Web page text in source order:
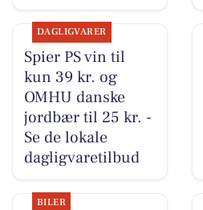
DAGLIGVARER
Spier PS vin til
kun 39 kr. og
OMHU danske
jordbær til 25 kr. -
Se de lokale
dagligvaretilbud
BILER